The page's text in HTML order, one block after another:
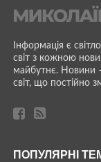
Інформація є
світ з кожною
майбутнє. Новини
світ, що постійно
ПОПУЛЯРНІ